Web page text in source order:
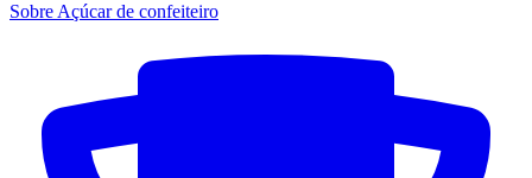
Sobre Açúcar de confeiteiro